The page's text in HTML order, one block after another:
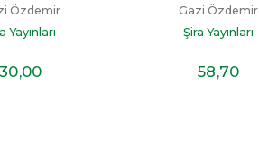
Özdemir
Yayınları
30,00
Gazi Özdemir
Şira Yayınları
58,70